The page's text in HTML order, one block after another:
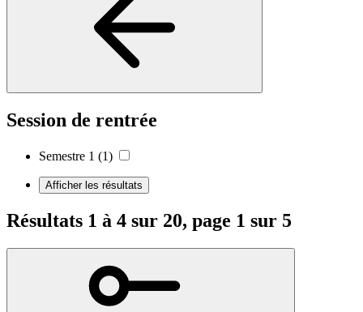
Session de rentrée
Semestre 1 (1)
Afficher les résultats
Résultats 1 à 4 sur 20, page 1 sur 5